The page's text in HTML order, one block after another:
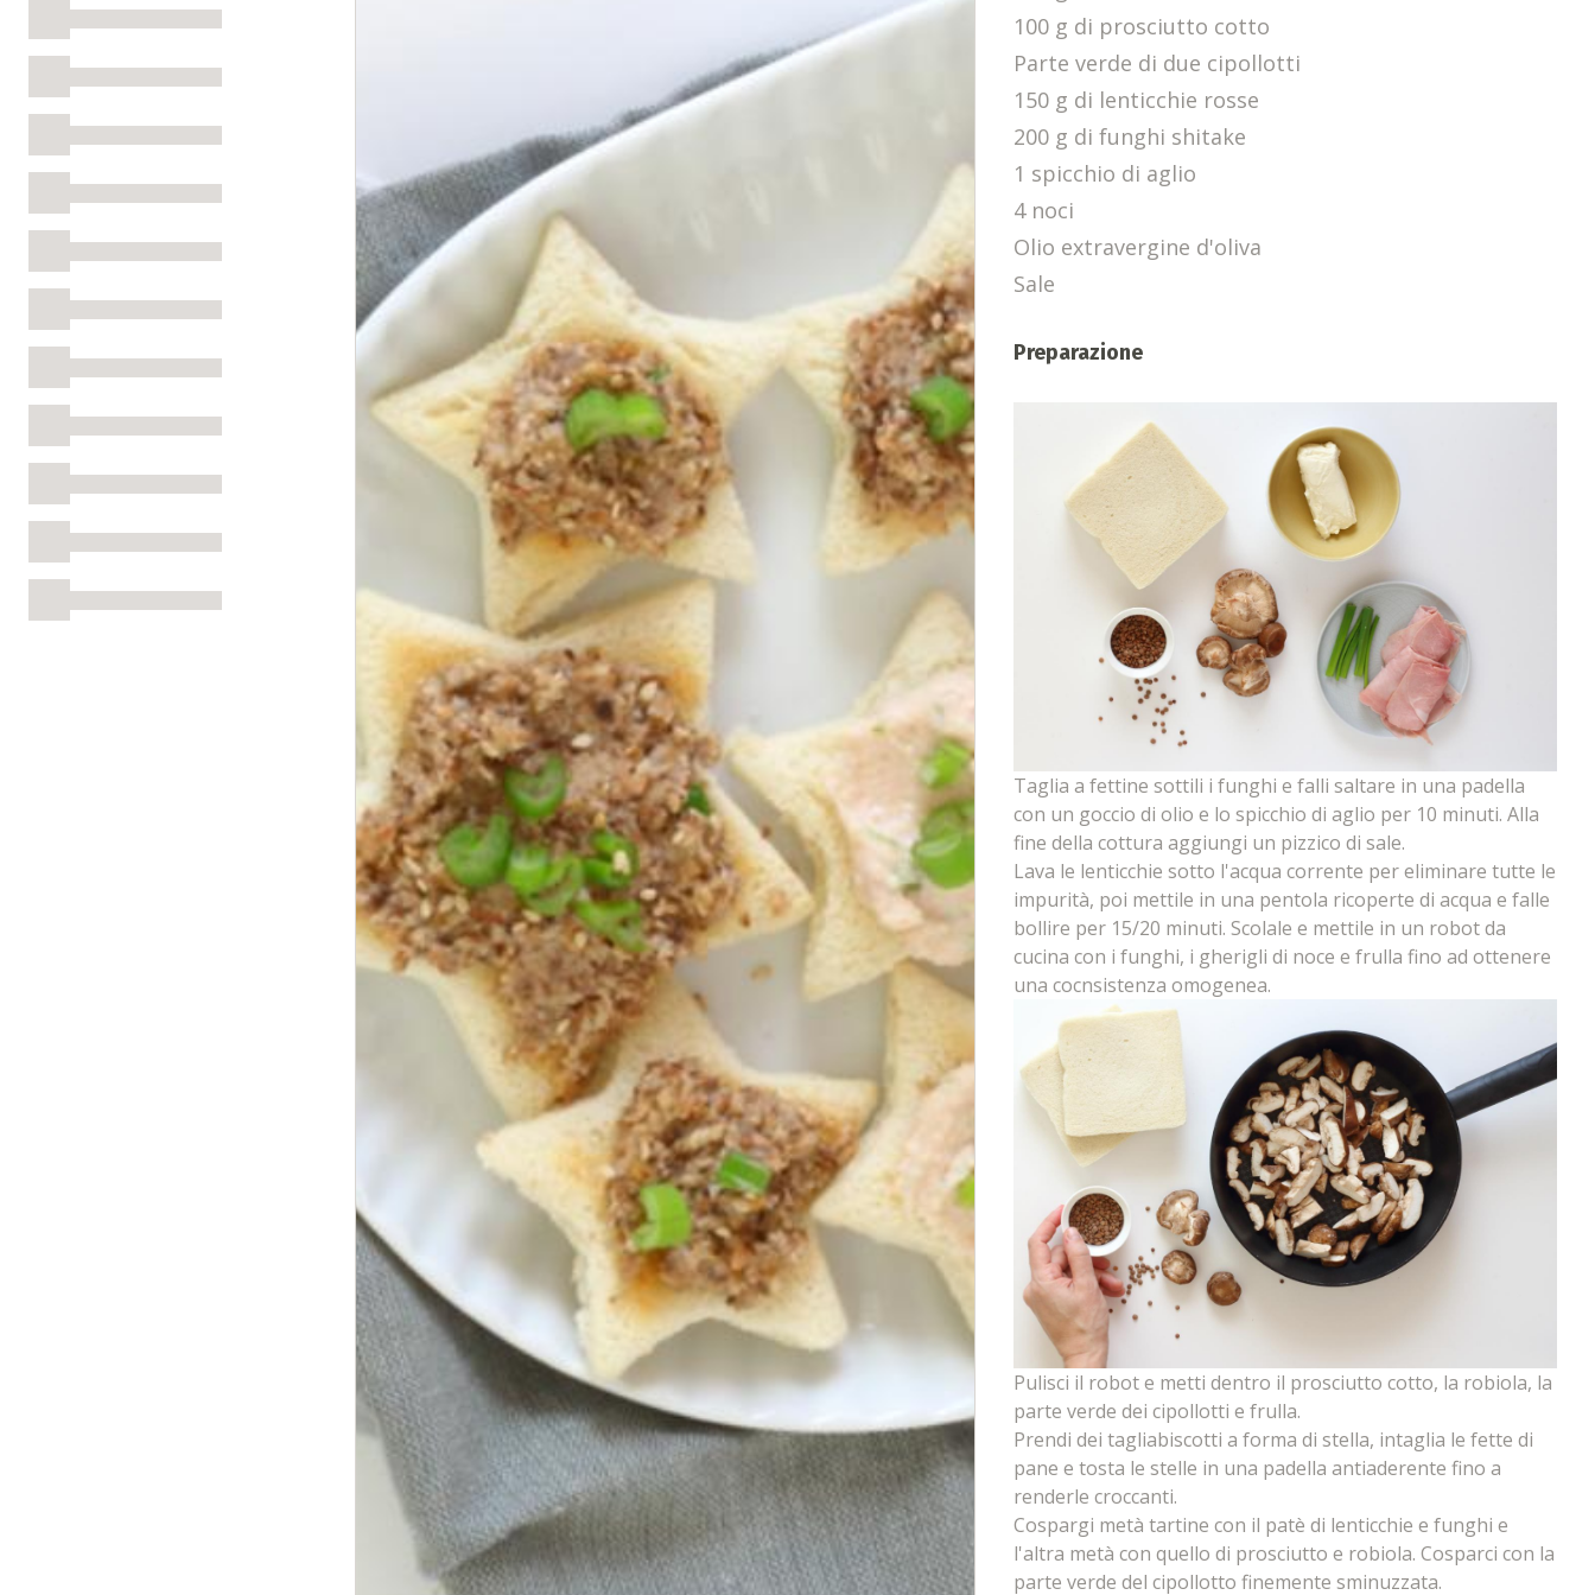
100 g di prosciutto cotto
Parte verde di due cipollotti
150 g di lenticchie rosse
200 g di funghi shitake
1 spicchio di aglio
4 noci
Olio extravergine d'oliva
Sale
Preparazione
Taglia a fettine sottili i funghi e falli saltare in una padella
con un goccio di olio e lo spicchio di aglio per 10 minuti. Alla
fine della cottura aggiungi un pizzico di sale.
Lava le lenticchie sotto l'acqua corrente per eliminare tutte le
impurità, poi mettile in una pentola ricoperte di acqua e falle
bollire per 15/20 minuti. Scolale e mettile in un robot da
cucina con i funghi, i gherigli di noce e frulla fino ad ottenere
una cocnsistenza omogenea.
Pulisci il robot e metti dentro il prosciutto cotto, la robiola, la
parte verde dei cipollotti e frulla.
Prendi dei tagliabiscotti a forma di stella, intaglia le fette di
pane e tosta le stelle in una padella antiaderente fino a
renderle croccanti.
Cospargi metà tartine con il patè di lenticchie e funghi e
l'altra metà con quello di prosciutto e robiola. Cosparci con la
parte verde del cipollotto finemente sminuzzata.